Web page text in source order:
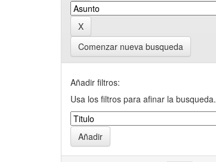
Comenzar nueva busqueda
Añadir filtros:
Usa los filtros para afinar la busqueda.